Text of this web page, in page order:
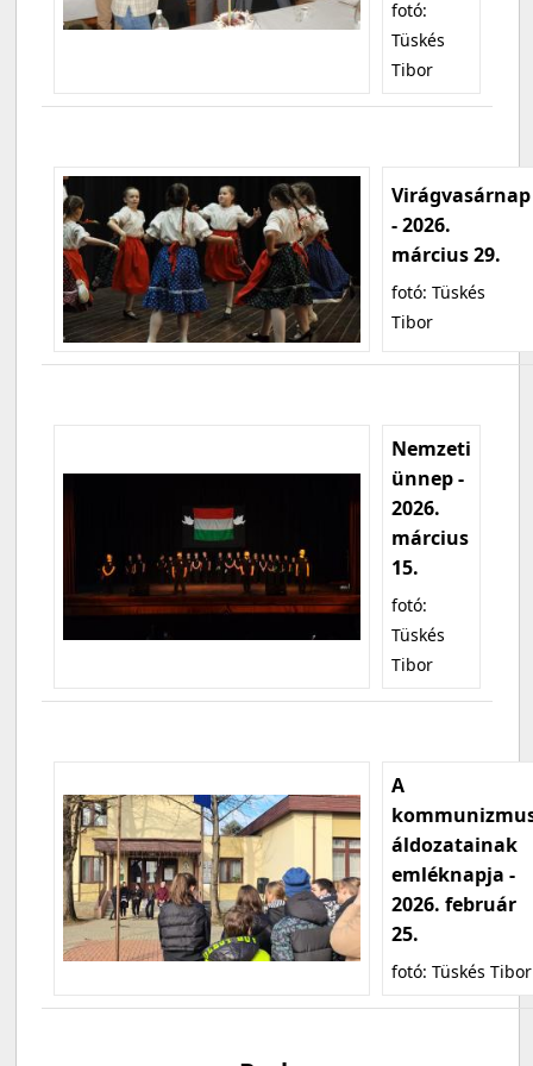
fotó:
Tüskés
Tibor
Virágvasárnap
- 2026.
március 29.
fotó: Tüskés
Tibor
Nemzeti
ünnep -
2026.
március
15.
fotó:
Tüskés
Tibor
A
áldozatainak
emléknapja -
2026. február
25.
fotó: Tüskés Tibor